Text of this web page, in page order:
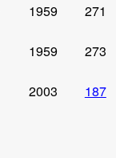
1959 271
1959 273
2003 187